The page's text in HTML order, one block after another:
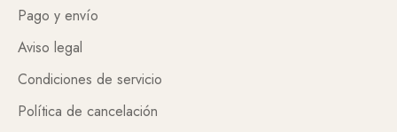
Pago y envío
Aviso legal
Condiciones de servicio
Política de cancelación